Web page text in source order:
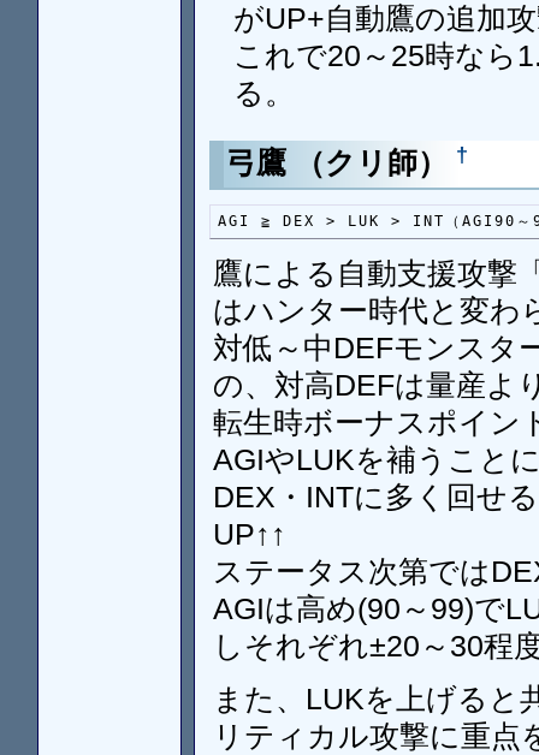
がUP+自動鷹の追加
これで20～25時なら
る。
弓鷹 （クリ師） †
AGI ≧ DEX > LUK > INT（AGI90～
鷹による自動支援攻撃
はハンター時代と変わ
対低～中DEFモンスタ
の、対高DEFは量産よ
転生時ボーナスポイン
AGIやLUKを補うこと
DEX・INTに多く回せ
UP↑↑
ステータス次第では
AGIは高め(90～99)で
しそれぞれ±20～30程
また、LUKを上げると
リティカル攻撃に重点